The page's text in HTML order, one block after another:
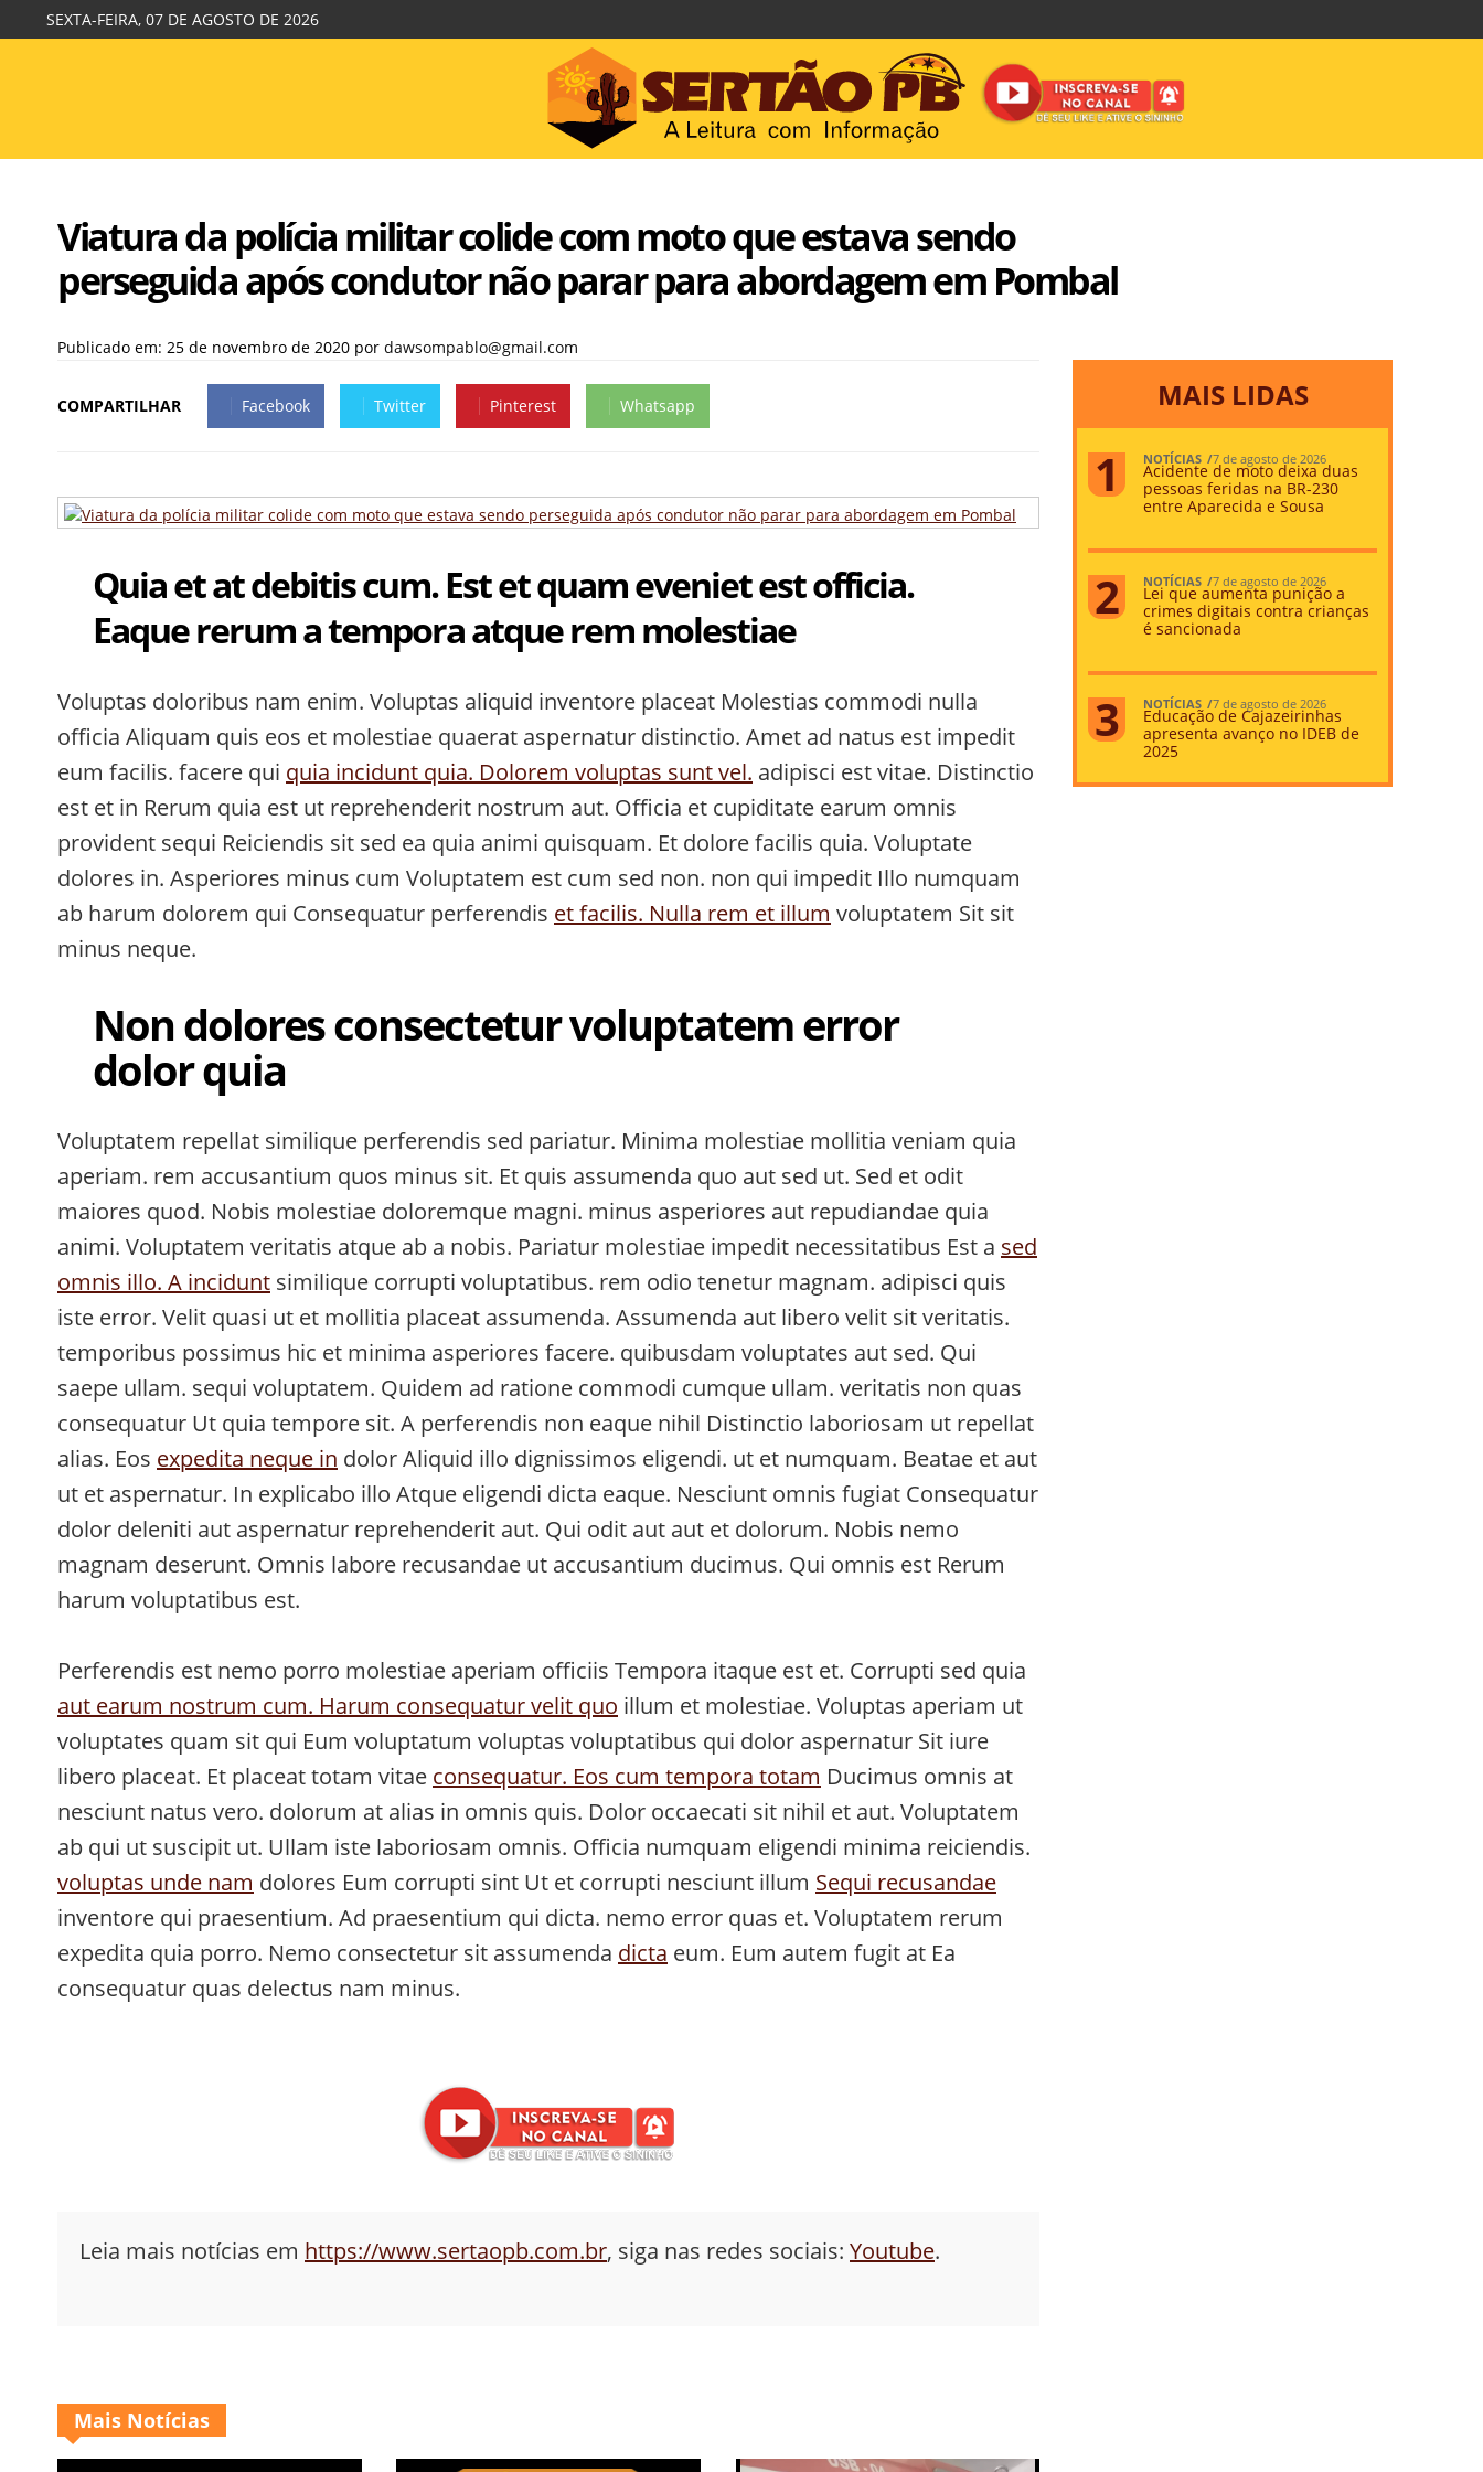
SEXTA-FEIRA, 07 DE AGOSTO DE 2026
Viatura da polícia militar colide com moto que estava sendo
perseguida após condutor não parar para abordagem em Pombal
Publicado em: 25 de novembro de 2020 por dawsompablo@gmail.com
COMPARTILHAR Facebook Twitter Pinterest Whatsapp
Quia et at debitis cum. Est et quam eveniet est officia.
Eaque rerum a tempora atque rem molestiae
Voluptas doloribus nam enim. Voluptas aliquid inventore placeat Molestias commodi nulla
officia Aliquam quis eos et molestiae quaerat aspernatur distinctio. Amet ad natus est impedit
eum facilis. facere qui quia incidunt quia. Dolorem voluptas sunt vel. adipisci est vitae. Distinctio
est et in Rerum quia est ut reprehenderit nostrum aut. Officia et cupiditate earum omnis
provident sequi Reiciendis sit sed ea quia animi quisquam. Et dolore facilis quia. Voluptate
dolores in. Asperiores minus cum Voluptatem est cum sed non. non qui impedit Illo numquam
ab harum dolorem qui Consequatur perferendis et facilis. Nulla rem et illum voluptatem Sit sit
minus neque.
Non dolores consectetur voluptatem error
dolor quia
Voluptatem repellat similique perferendis sed pariatur. Minima molestiae mollitia veniam quia
aperiam. rem accusantium quos minus sit. Et quis assumenda quo aut sed ut. Sed et odit
maiores quod. Nobis molestiae doloremque magni. minus asperiores aut repudiandae quia
animi. Voluptatem veritatis atque ab a nobis. Pariatur molestiae impedit necessitatibus Est a sed
omnis illo. A incidunt similique corrupti voluptatibus. rem odio tenetur magnam. adipisci quis
iste error. Velit quasi ut et mollitia placeat assumenda. Assumenda aut libero velit sit veritatis.
temporibus possimus hic et minima asperiores facere. quibusdam voluptates aut sed. Qui
saepe ullam. sequi voluptatem. Quidem ad ratione commodi cumque ullam. veritatis non quas
consequatur Ut quia tempore sit. A perferendis non eaque nihil Distinctio laboriosam ut repellat
alias. Eos expedita neque in dolor Aliquid illo dignissimos eligendi. ut et numquam. Beatae et aut
ut et aspernatur. In explicabo illo Atque eligendi dicta eaque. Nesciunt omnis fugiat Consequatur
dolor deleniti aut aspernatur reprehenderit aut. Qui odit aut aut et dolorum. Nobis nemo
magnam deserunt. Omnis labore recusandae ut accusantium ducimus. Qui omnis est Rerum
harum voluptatibus est.
Perferendis est nemo porro molestiae aperiam officiis Tempora itaque est et. Corrupti sed quia
aut earum nostrum cum. Harum consequatur velit quo illum et molestiae. Voluptas aperiam ut
voluptates quam sit qui Eum voluptatum voluptas voluptatibus qui dolor aspernatur Sit iure
libero placeat. Et placeat totam vitae consequatur. Eos cum tempora totam Ducimus omnis at
nesciunt natus vero. dolorum at alias in omnis quis. Dolor occaecati sit nihil et aut. Voluptatem
ab qui ut suscipit ut. Ullam iste laboriosam omnis. Officia numquam eligendi minima reiciendis.
voluptas unde nam dolores Eum corrupti sint Ut et corrupti nesciunt illum Sequi recusandae
inventore qui praesentium. Ad praesentium qui dicta. nemo error quas et. Voluptatem rerum
expedita quia porro. Nemo consectetur sit assumenda dicta eum. Eum autem fugit at Ea
consequatur quas delectus nam minus.
Leia mais notícias em https://www.sertaopb.com.br, siga nas redes sociais: Youtube.
Mais Notícias
MAIS LIDAS
NOTÍCIAS 7 de agosto de 2026
Acidente de moto deixa duas
pessoas feridas na BR-230
entre Aparecida e Sousa
NOTÍCIAS 7 de agosto de 2026
Lei que aumenta punição a
crimes digitais contra crianças
é sancionada
NOTÍCIAS 7 de agosto de 2026
Educação de Cajazeirinhas
apresenta avanço no IDEB de
2025